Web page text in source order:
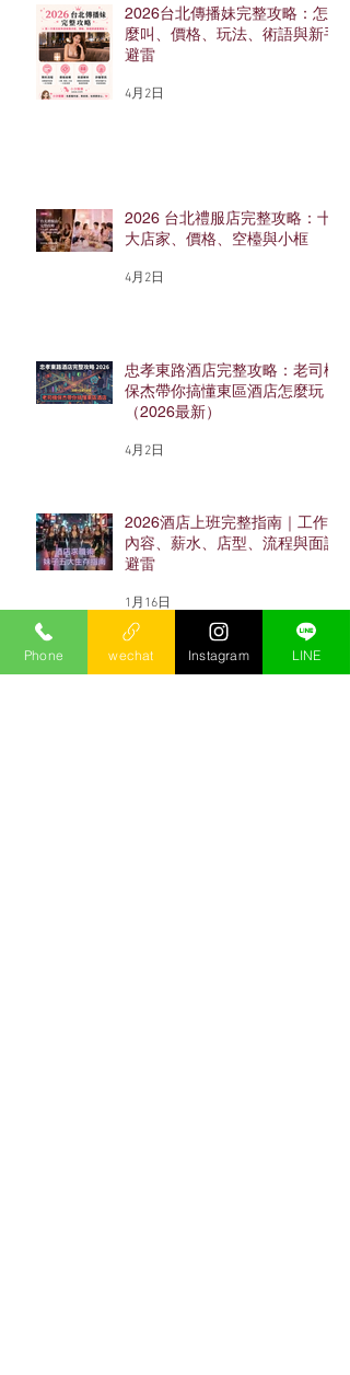
2026台北傳播妹完整攻略：怎
麼叫、價格、玩法、術語與新手
避雷
4月2日
2026 台北禮服店完整攻略：十
大店家、價格、空檯與小框
4月2日
忠孝東路酒店完整攻略：老司機
保杰帶你搞懂東區酒店怎麼玩
（2026最新）
4月2日
2026酒店上班完整指南｜工作
內容、薪水、店型、流程與面試
避雷
1月16日
Phone wechat Instagram LINE